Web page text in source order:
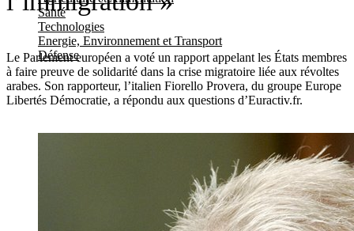
Santé
Technologies
Energie, Environnement et Transport
Défense
Le Parlement européen a voté un rapport appelant les États membres
à faire preuve de solidarité dans la crise migratoire liée aux révoltes
arabes. Son rapporteur, l’italien Fiorello Provera, du groupe Europe
Libertés Démocratie, a répondu aux questions d’Euractiv.fr.